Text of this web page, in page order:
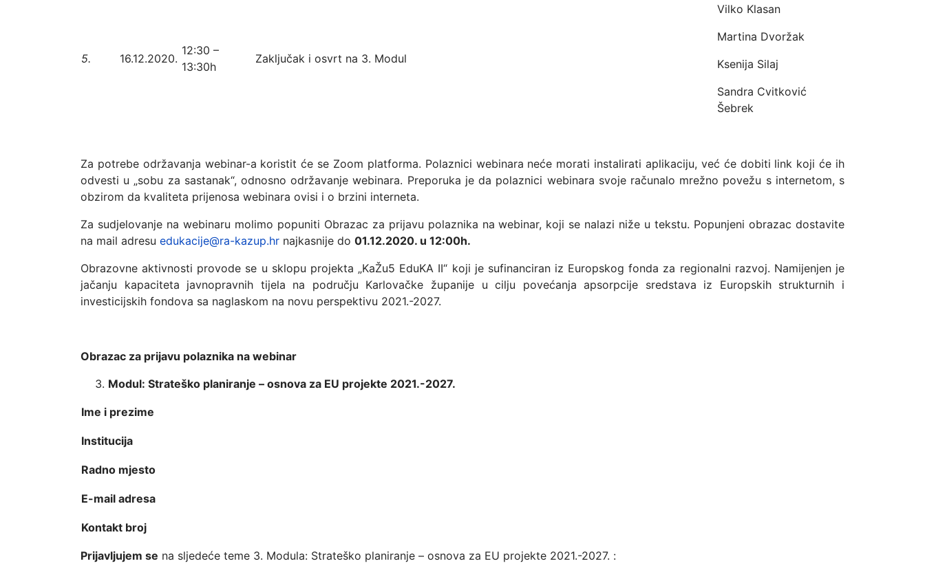
5. 16.12.2020.
12:30 –
13:30h
Zaključak i osvrt na 3. Modul
Vilko Klasan
Martina Dvoržak
Ksenija Silaj
Sandra Cvitković
Šebrek
Za potrebe održavanja webinar-a koristit će se Zoom platforma. Polaznici webinara neće morati instalirati aplikaciju, već će dobiti link koji će ih
odvesti u „sobu za sastanak“, odnosno održavanje webinara. Preporuka je da polaznici webinara svoje računalo mrežno povežu s internetom, s
obzirom da kvaliteta prijenosa webinara ovisi i o brzini interneta.
Za sudjelovanje na webinaru molimo popuniti Obrazac za prijavu polaznika na webinar, koji se nalazi niže u tekstu. Popunjeni obrazac dostavite
na mail adresu edukacije@ra-kazup.hr najkasnije do 01.12.2020. u 12:00h.
Obrazovne aktivnosti provode se u sklopu projekta „KaŽu5 EduKA II“ koji je sufinanciran iz Europskog fonda za regionalni razvoj. Namijenjen je
jačanju kapaciteta javnopravnih tijela na području Karlovačke županije u cilju povećanja apsorpcije sredstava iz Europskih strukturnih i
investicijskih fondova sa naglaskom na novu perspektivu 2021.-2027.
Obrazac za prijavu polaznika na webinar
Modul: Strateško planiranje – osnova za EU projekte 2021.-2027.
Ime i prezime
Institucija
Radno mjesto
E-mail adresa
Kontakt broj
Prijavljujem se na sljedeće teme 3. Modula: Strateško planiranje – osnova za EU projekte 2021.-2027. :